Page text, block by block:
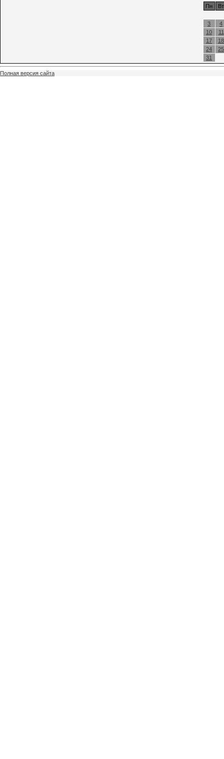
Пн Вт
3
4
10
11
17
18
24
25
31
Полная версия сайта